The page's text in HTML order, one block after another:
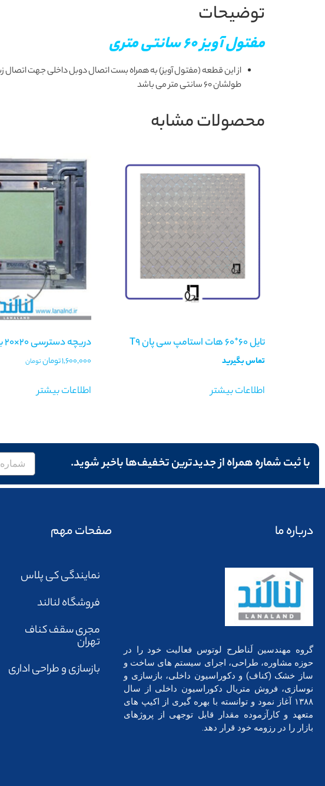
توضیحات
مفتول آویز 60 سانتی متری
طولشان ۶۰ سانتی متر می باشد
محصولات مشابه
تایل ۶۰*۶۰ هات استامپ سی پان T9
تماس بگیرید
اطلاعات بیشتر
دریچه دسترسی 20×20 با پانل MR 12.5
1,600,000تومانتومان
اطلاعات بیشتر
با ثبت شماره همراه از جدید‌ترین تخفیف‌ها با‌خبر شوید.
درباره ما
گروه مهندسین لَناطرح لوتوس فعالیت خود را در
حوزه مشاوره، طراحی، اجرای سیستم های ساخت و
ساز خشک (کناف) و دکوراسیون داخلی، بازسازی و
نوسازی، فروش متریال دکوراسیون داخلی از سال
۱۳۸۸ آغاز نمود و توانسته با بهره گیری از اکیپ های
متعهد و کارآزموده مقدار قابل توجهی از پروژهای
بازار را در رزومه خود قرار دهد.
صفحات مهم
نمایندگی کی پلاس
فروشگاه لنالند
مجری سقف کناف
تهران
بازسازی و طراحی اداری